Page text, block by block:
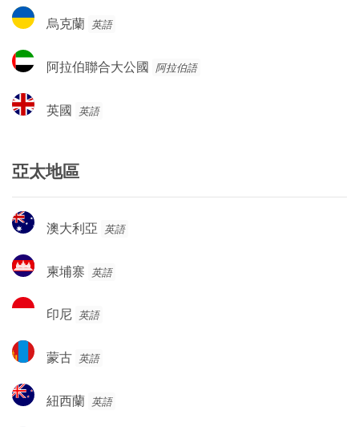
烏
克
烏克蘭 英語
阿
拉
聯
公
阿拉伯聯合大公國 阿拉伯語
英
國
英國 英語
亞太地區
澳
大
亞
澳大利亞 英語
柬
埔
柬埔寨 英語
印
尼
印尼 英語
蒙
古
蒙古 英語
紐
西
紐西蘭 英語